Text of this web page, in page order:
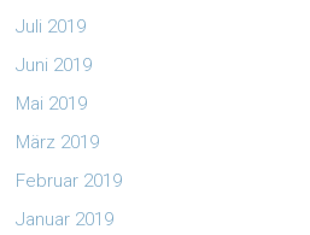
Juli 2019
Juni 2019
Mai 2019
März 2019
Februar 2019
Januar 2019